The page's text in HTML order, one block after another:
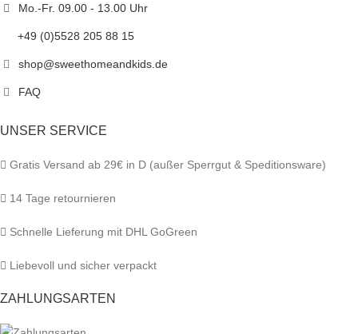
Mo.-Fr. 09.00 - 13.00 Uhr
+49 (0)5528 205 88 15
shop@sweethomeandkids.de
FAQ
UNSER SERVICE
Gratis Versand ab 29€ in D (außer Sperrgut & Speditionsware)
14 Tage retournieren
Schnelle Lieferung mit DHL GoGreen
Liebevoll und sicher verpackt
ZAHLUNGSARTEN